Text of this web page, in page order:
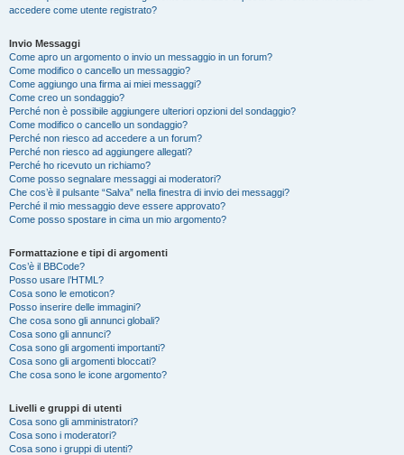
accedere come utente registrato?
Invio Messaggi
Come apro un argomento o invio un messaggio in un forum?
Come modifico o cancello un messaggio?
Come aggiungo una firma ai miei messaggi?
Come creo un sondaggio?
Perché non è possibile aggiungere ulteriori opzioni del sondaggio?
Come modifico o cancello un sondaggio?
Perché non riesco ad accedere a un forum?
Perché non riesco ad aggiungere allegati?
Perché ho ricevuto un richiamo?
Come posso segnalare messaggi ai moderatori?
Che cos’è il pulsante “Salva” nella finestra di invio dei messaggi?
Perché il mio messaggio deve essere approvato?
Come posso spostare in cima un mio argomento?
Formattazione e tipi di argomenti
Cos’è il BBCode?
Posso usare l’HTML?
Cosa sono le emoticon?
Posso inserire delle immagini?
Che cosa sono gli annunci globali?
Cosa sono gli annunci?
Cosa sono gli argomenti importanti?
Cosa sono gli argomenti bloccati?
Che cosa sono le icone argomento?
Livelli e gruppi di utenti
Cosa sono gli amministratori?
Cosa sono i moderatori?
Cosa sono i gruppi di utenti?